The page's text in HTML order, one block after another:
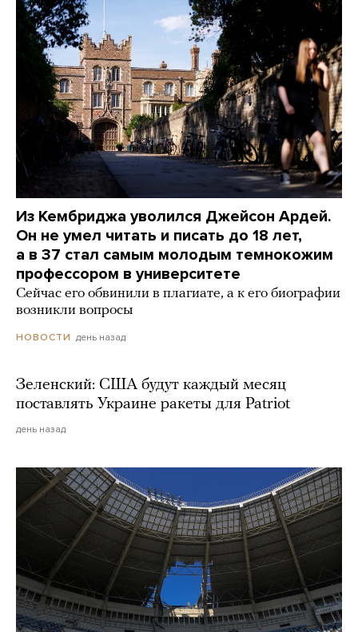
Из Кембриджа уволился Джейсон Ардей.
Он не умел читать и писать до 18 лет,
а в 37 стал самым молодым темнокожим
профессором в университете
Сейчас его обвинили в плагиате, а к его биографии
возникли вопросы
НОВОСТИ день назад
Зеленский: США будут каждый месяц
поставлять Украине ракеты для Patriot
день назад